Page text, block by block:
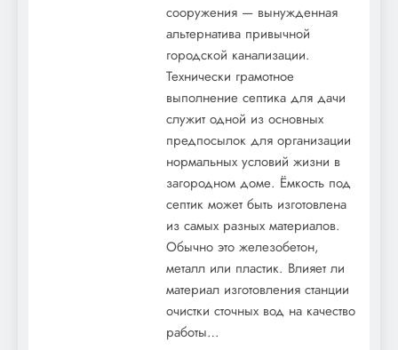
сооружения — вынужденная
альтернатива привычной
городской канализации.
Технически грамотное
выполнение септика для дачи
служит одной из основных
предпосылок для организации
нормальных условий жизни в
загородном доме. Ёмкость под
септик может быть изготовлена
из самых разных материалов.
Обычно это железобетон,
металл или пластик. Влияет ли
материал изготовления станции
очистки сточных вод на качество
работы…